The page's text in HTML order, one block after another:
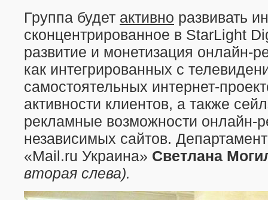
Группа будет активно развивать
сконцентрированное в StarLight
развитие и монетизация онлайн-
как интегрированных с
самостоятельных интернет-
активности клиентов, а также
рекламные возможности онлайн-
независимых сайтов.
«Mail.ru Украина» Светлана
вторая слева).